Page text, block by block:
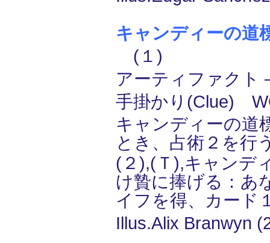
キャンディーの道
(１)
アーティファクト
手掛かり(Clue)
キャンディーの道
とき、占術２を行
(２),(Ｔ),キャンデ
け贄に捧げる：あ
イフを得、カード
Illus.Alix Branwyn